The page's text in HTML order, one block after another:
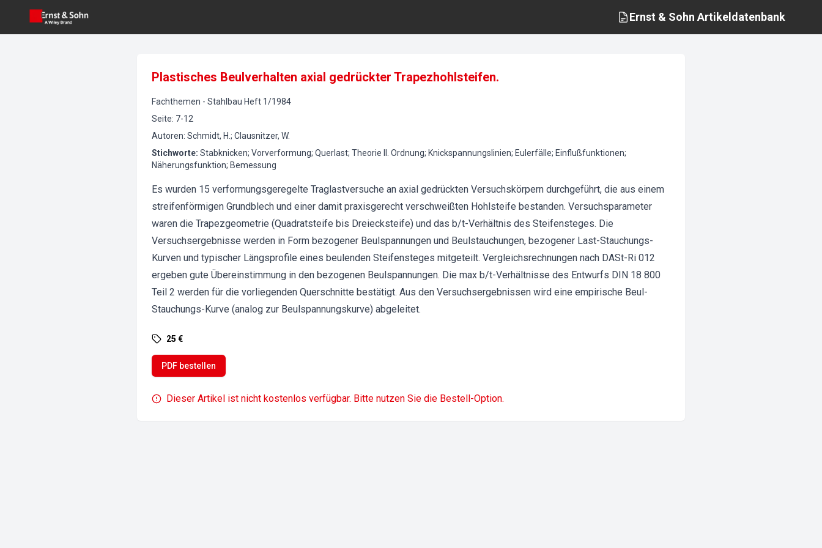
Ernst & Sohn Artikeldatenbank
Plastisches Beulverhalten axial gedrückter Trapezhohlsteifen.
Fachthemen - Stahlbau Heft 1/1984
Seite: 7-12
Autoren: Schmidt, H.; Clausnitzer, W.
Stichworte: Stabknicken; Vorverformung; Querlast; Theorie II. Ordnung; Knickspannungslinien; Eulerfälle; Einflußfunktionen;
Näherungsfunktion; Bemessung
Es wurden 15 verformungsgeregelte Traglastversuche an axial gedrückten Versuchskörpern durchgeführt, die aus einem
streifenförmigen Grundblech und einer damit praxisgerecht verschweißten Hohlsteife bestanden. Versuchsparameter
waren die Trapezgeometrie (Quadratsteife bis Dreiecksteife) und das b/t-Verhältnis des Steifensteges. Die
Versuchsergebnisse werden in Form bezogener Beulspannungen und Beulstauchungen, bezogener Last-Stauchungs-
Kurven und typischer Längsprofile eines beulenden Steifensteges mitgeteilt. Vergleichsrechnungen nach DASt-Ri 012
ergeben gute Übereinstimmung in den bezogenen Beulspannungen. Die max b/t-Verhältnisse des Entwurfs DIN 18 800
Teil 2 werden für die vorliegenden Querschnitte bestätigt. Aus den Versuchsergebnissen wird eine empirische Beul-
Stauchungs-Kurve (analog zur Beulspannungskurve) abgeleitet.
25 €
PDF bestellen
Dieser Artikel ist nicht kostenlos verfügbar. Bitte nutzen Sie die Bestell-Option.